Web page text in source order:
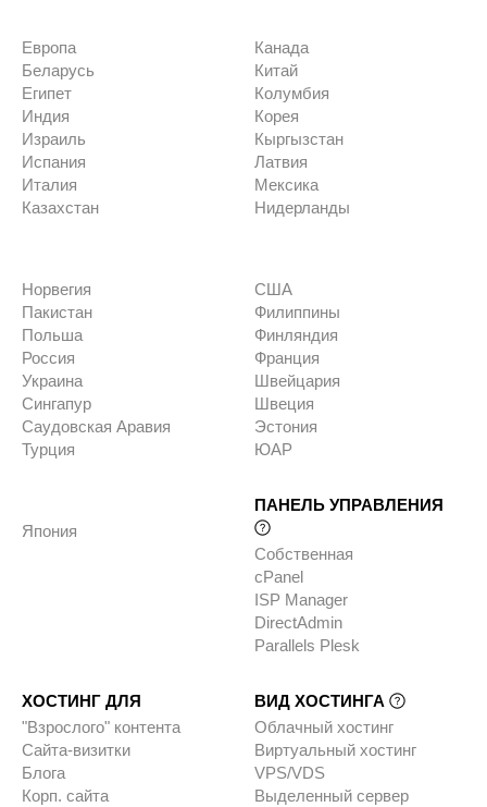
Европа
Беларусь
Египет
Индия
Израиль
Испания
Италия
Казахстан
Канада
Китай
Колумбия
Корея
Кыргызстан
Латвия
Мексика
Нидерланды
Норвегия
Пакистан
Польша
Россия
Украина
Сингапур
Саудовская Аравия
Турция
США
Филиппины
Финляндия
Франция
Швейцария
Швеция
Эстония
ЮАР
Япония
ПАНЕЛЬ УПРАВЛЕНИЯ
Собственная
cPanel
ISP Manager
DirectAdmin
Parallels Plesk
ХОСТИНГ ДЛЯ
"Взрослого" контента
Сайта-визитки
Блога
Корп. сайта
ВИД ХОСТИНГА
Облачный хостинг
Виртуальный хостинг
VPS/VDS
Выделенный сервер